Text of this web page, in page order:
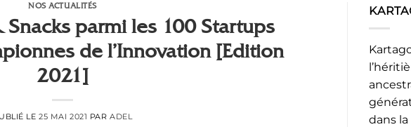
NOS ACTUALITÉS
parmi les 100 Startups
de l’Innovation [Edition
2021]
LE25 MAI 2021 PARADEL
dans